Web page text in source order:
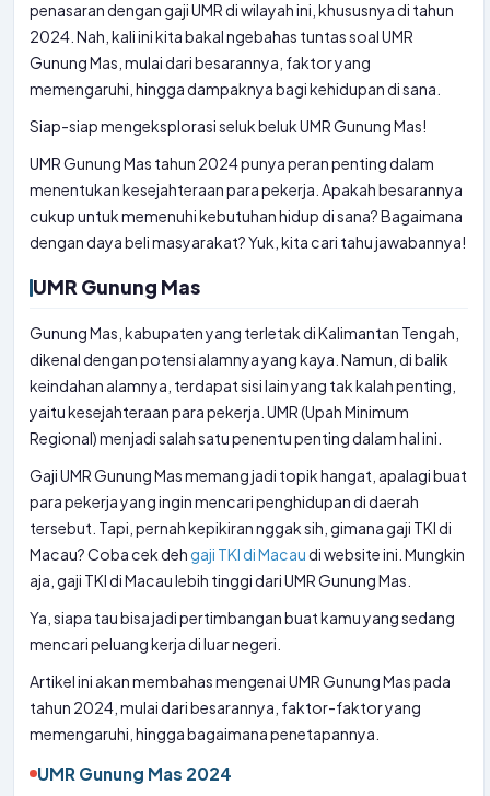
penasaran dengan gaji UMR di wilayah ini, khususnya di tahun
2024. Nah, kali ini kita bakal ngebahas tuntas soal UMR
Gunung Mas, mulai dari besarannya, faktor yang
memengaruhi, hingga dampaknya bagi kehidupan di sana.
Siap-siap mengeksplorasi seluk beluk UMR Gunung Mas!
UMR Gunung Mas tahun 2024 punya peran penting dalam
menentukan kesejahteraan para pekerja. Apakah besarannya
cukup untuk memenuhi kebutuhan hidup di sana? Bagaimana
dengan daya beli masyarakat? Yuk, kita cari tahu jawabannya!
UMR Gunung Mas
Gunung Mas, kabupaten yang terletak di Kalimantan Tengah,
dikenal dengan potensi alamnya yang kaya. Namun, di balik
keindahan alamnya, terdapat sisi lain yang tak kalah penting,
yaitu kesejahteraan para pekerja. UMR (Upah Minimum
Regional) menjadi salah satu penentu penting dalam hal ini.
Gaji UMR Gunung Mas memang jadi topik hangat, apalagi buat
para pekerja yang ingin mencari penghidupan di daerah
tersebut. Tapi, pernah kepikiran nggak sih, gimana gaji TKI di
Macau? Coba cek deh gaji TKI di Macaudi website ini. Mungkin
aja, gaji TKI di Macau lebih tinggi dari UMR Gunung Mas.
Ya, siapa tau bisa jadi pertimbangan buat kamu yang sedang
mencari peluang kerja di luar negeri.
Artikel ini akan membahas mengenai UMR Gunung Mas pada
tahun 2024, mulai dari besarannya, faktor-faktor yang
memengaruhi, hingga bagaimana penetapannya.
UMR Gunung Mas 2024